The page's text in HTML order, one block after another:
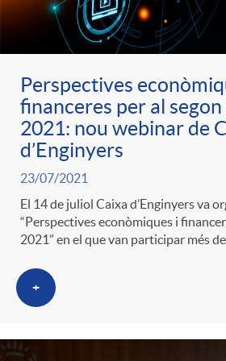
r
a
S
a
l
a
ó
p
e
r
c
a
t
t
e
n
i
d
o
A
l
c
a
d
o
r
Perspectives
financeres per al
2021: nou webinar de
d’Enginyers
23/07/2021
El 14 de juliol Caixa d’Enginyers va
“Perspectives econòmiques i
2021” en el que van participar més
+